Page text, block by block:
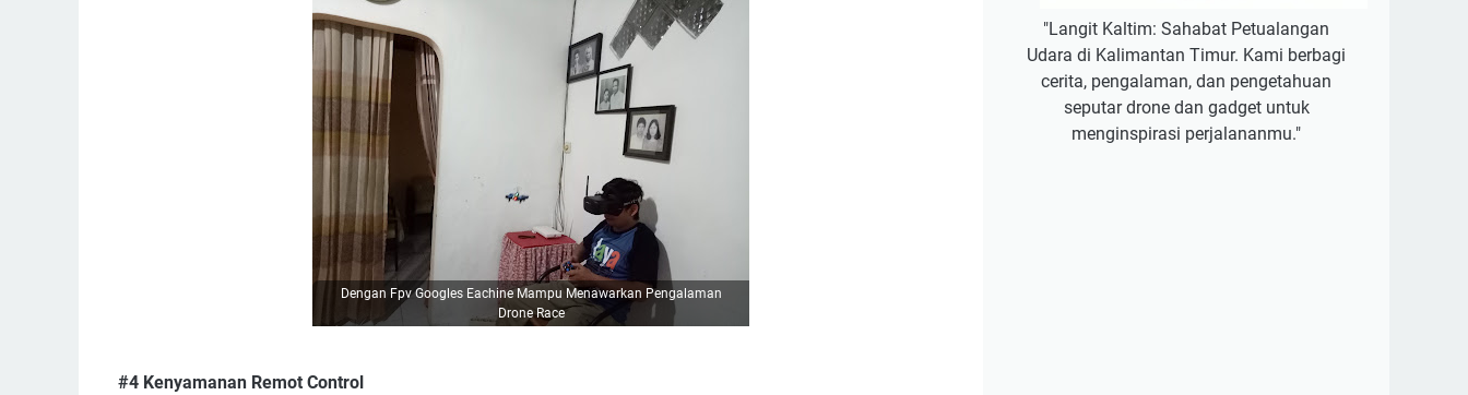
Dengan Fpv Googles Eachine Mampu Menawarkan Pengalaman
Drone Race
#4 Kenyamanan Remot Control
"Langit Kaltim: Sahabat Petualangan
Udara di Kalimantan Timur. Kami berbagi
cerita, pengalaman, dan pengetahuan
seputar drone dan gadget untuk
menginspirasi perjalananmu."